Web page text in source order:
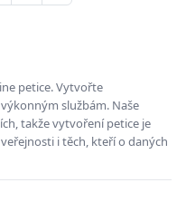
petice. Vytvořte
službám. Naše
takže vytvoření petice je
i těch, kteří o daných